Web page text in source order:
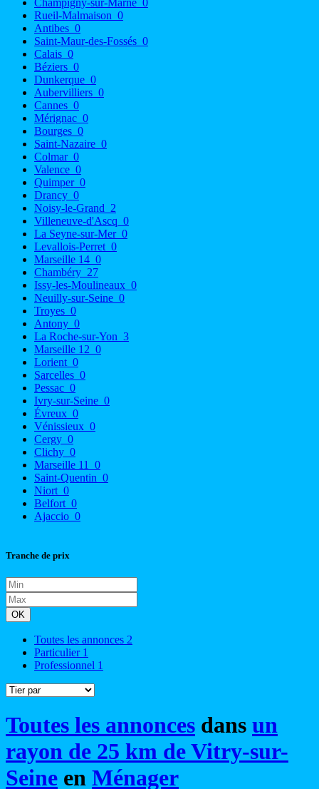
Rueil-Malmaison 0
Antibes 0
Saint-Maur-des-Fossés 0
Calais 0
Béziers 0
Dunkerque 0
Aubervilliers 0
Cannes 0
Mérignac 0
Bourges 0
Saint-Nazaire 0
Colmar 0
Valence 0
Quimper 0
Drancy 0
Noisy-le-Grand 2
Villeneuve-d'Ascq 0
La Seyne-sur-Mer 0
Levallois-Perret 0
Marseille 14 0
Chambéry 27
Issy-les-Moulineaux 0
Neuilly-sur-Seine 0
Troyes 0
Antony 0
La Roche-sur-Yon 3
Marseille 12 0
Lorient 0
Sarcelles 0
Pessac 0
Ivry-sur-Seine 0
Évreux 0
Vénissieux 0
Cergy 0
Clichy 0
Marseille 11
0
Saint-Quentin 0
Niort 0
Belfort 0
Ajaccio 0
Tranche de prix
OK
Toutes les annonces 2
Particulier 1
Professionnel 1
Toutes les annonces dans un
rayon de 25 km de Vitry-sur-
Seine en Ménager